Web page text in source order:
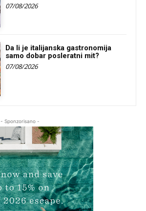
07/08/2026
Da li je italijanska gastronomija
samo dobar posleratni mit?
07/08/2026
- Sponzorisano -